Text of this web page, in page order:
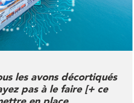
les avons décortiqués
pas à le faire [+ ce